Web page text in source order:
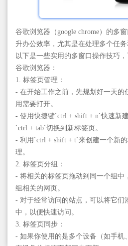
谷歌浏览器（google chrome）的多
升办公效率，尤其是在处理多个任务
以下是一些实用的多窗口操作技巧
谷歌浏览器：
1. 标签页管理：
- 在开始工作之前，先规划好一天的
用需要打开。
- 使用快捷键`ctrl + shift + n`快速新
`ctrl + tab`切换到新标签页。
- 利用`ctrl + shift + t`来创建一个新
理。
2. 标签页分组：
- 将相关的标签页拖动到同一个组中
组相关的网页。
- 对于经常访问的站点，可以将它们
中，以便快速访问。
3. 标签页同步：
- 如果你使用的是多个设备（如手机